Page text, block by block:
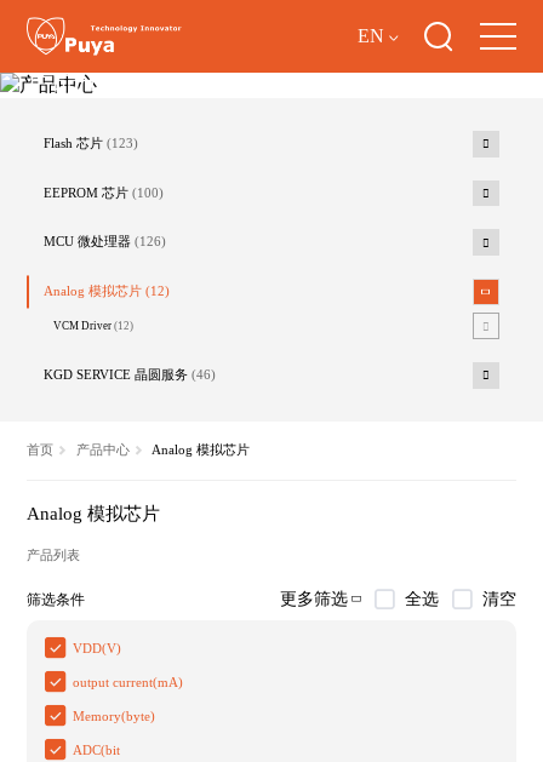
EN
产品中心
Flash 芯片 (123)
EEPROM 芯片 (100)
MCU 微处理器 (126)
Analog 模拟芯片 (12)
VCM Driver(12)
KGD SERVICE 晶圆服务 (46)
首页 产品中心 Analog 模拟芯片
Analog 模拟芯片
产品列表
筛选条件 更多筛选 全选 清空
VDD(V)
output current(mA)
Memory(byte)
ADC(bit